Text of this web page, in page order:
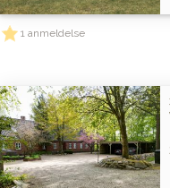
1 anmeldelse